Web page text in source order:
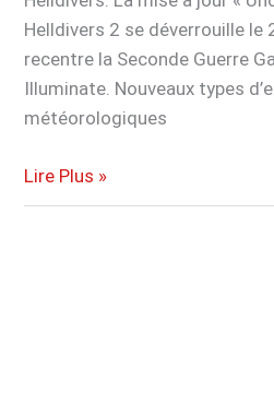
Helldivers 2 se déverrouille le
recentre la Seconde Guerre
Illuminate. Nouveaux types
météorologiques
Helldivers
2
Lire Plus »